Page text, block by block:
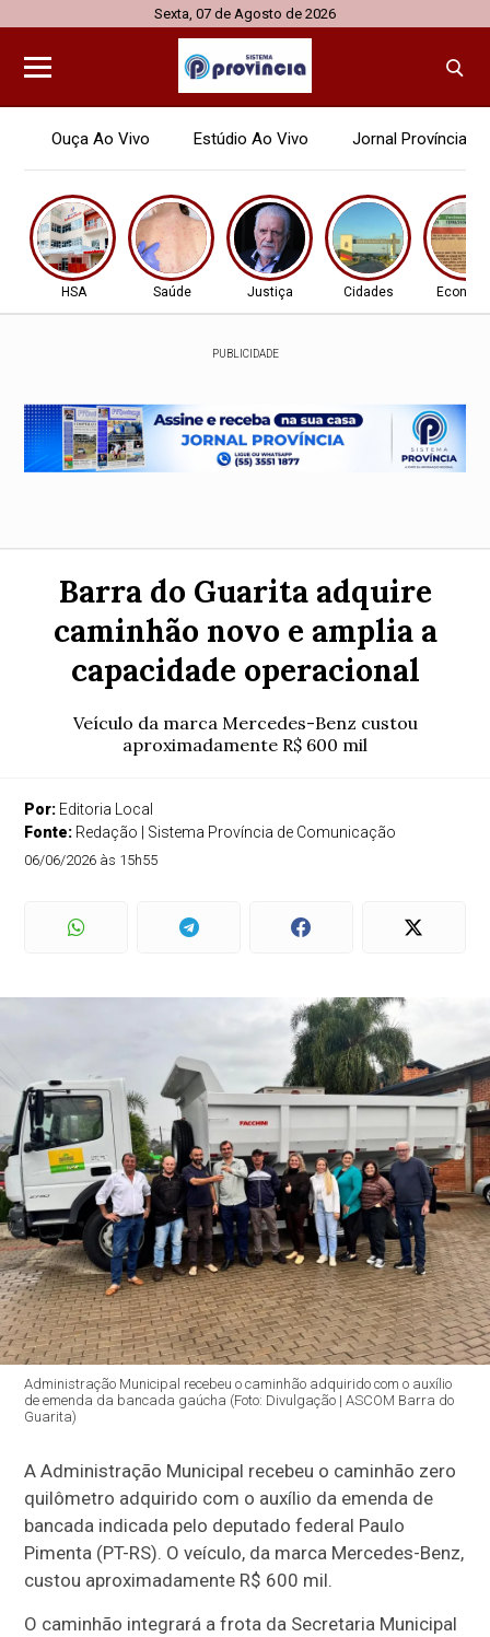
Sexta, 07 de Agosto de 2026
Ouça Ao Vivo Estúdio Ao Vivo Jornal Província
HSA Saúde Justiça Cidades
PUBLICIDADE
Barra do Guarita adquire
caminhão novo e amplia a
capacidade operacional
Veículo da marca Mercedes-Benz custou
aproximadamente R$ 600 mil
Por: Editoria Local
Fonte: Redação | Sistema Província de Comunicação
06/06/2026 às 15h55
Administração Municipal recebeu o caminhão adquirido com o auxílio
de emenda da bancada gaúcha (Foto: Divulgação | ASCOM Barra do
Guarita)
A Administração Municipal recebeu o caminhão zero
quilômetro adquirido com o auxílio da emenda de
bancada indicada pelo deputado federal Paulo
Pimenta (PT-RS). O veículo, da marca Mercedes-Benz,
custou aproximadamente R$ 600 mil.
O caminhão integrará a frota da Secretaria Municipal